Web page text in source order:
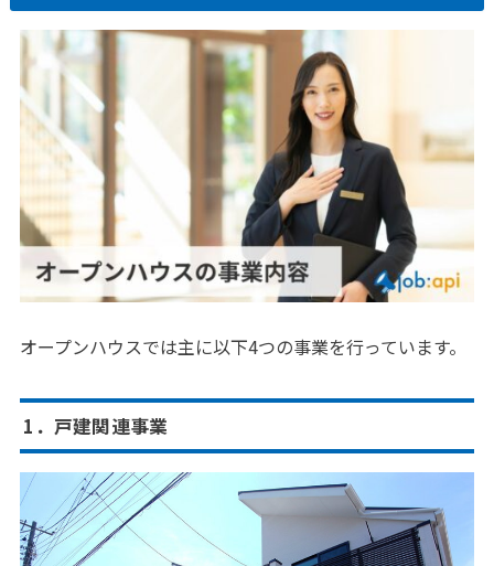
オープンハウスでは主に以下4つの事業を行っています。
1．戸建関連事業